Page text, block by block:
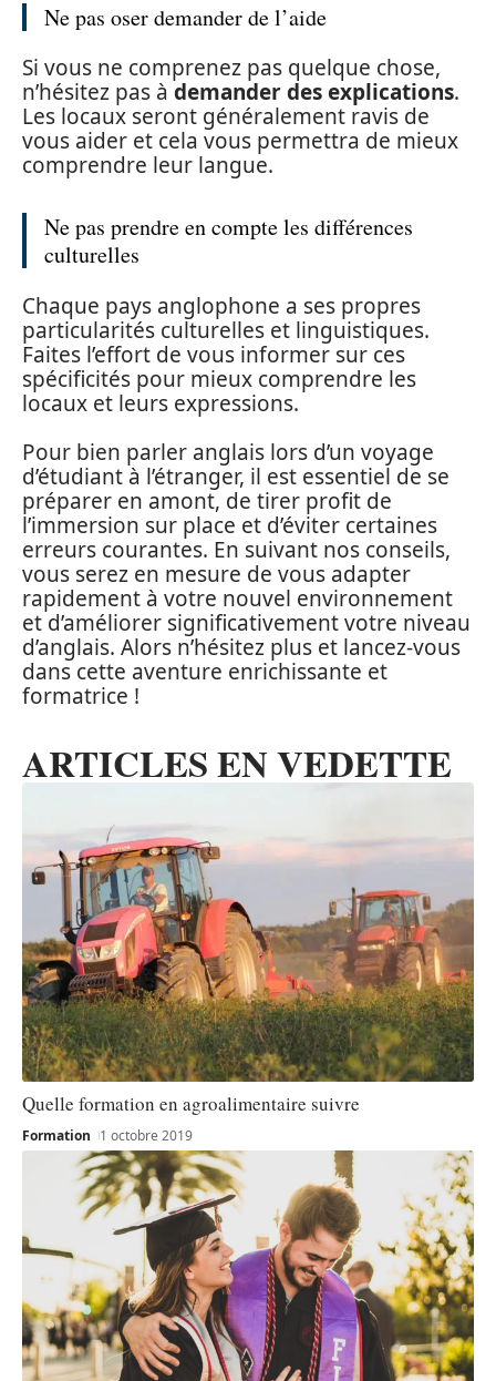
Ne pas oser demander de l’aide
Si vous ne comprenez pas quelque chose,
n’hésitez pas à demander des explications.
Les locaux seront généralement ravis de
vous aider et cela vous permettra de mieux
comprendre leur langue.
Ne pas prendre en compte les différences
culturelles
Chaque pays anglophone a ses propres
particularités culturelles et linguistiques.
Faites l’effort de vous informer sur ces
spécificités pour mieux comprendre les
locaux et leurs expressions.
Pour bien parler anglais lors d’un voyage
d’étudiant à l’étranger, il est essentiel de se
préparer en amont, de tirer profit de
l’immersion sur place et d’éviter certaines
erreurs courantes. En suivant nos conseils,
vous serez en mesure de vous adapter
rapidement à votre nouvel environnement
et d’améliorer significativement votre niveau
d’anglais. Alors n’hésitez plus et lancez-vous
dans cette aventure enrichissante et
formatrice !
ARTICLES EN VEDETTE
Quelle formation en agroalimentaire suivre
Formation 1 octobre 2019